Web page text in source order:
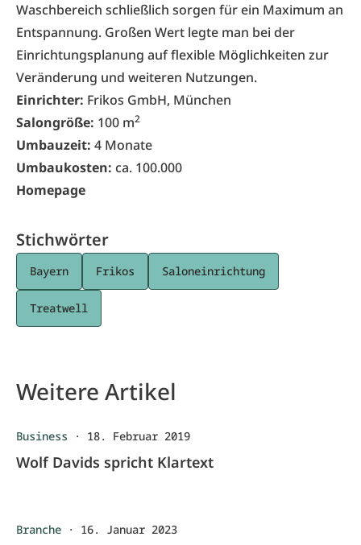
Waschbereich schließlich sorgen für ein Maximum an
Entspannung. Großen Wert legte man bei der
Einrichtungsplanung auf flexible Möglichkeiten zur
Veränderung und weiteren Nutzungen.
Einrichter: Frikos GmbH, München
Salongröße: 100 m2
Umbauzeit: 4 Monate
Umbaukosten: ca. 100.000
Homepage
Stichwörter
Bayern Frikos Saloneinrichtung
Treatwell
Weitere Artikel
Business · 18. Februar 2019
Wolf Davids spricht Klartext
Branche · 16. Januar 2023